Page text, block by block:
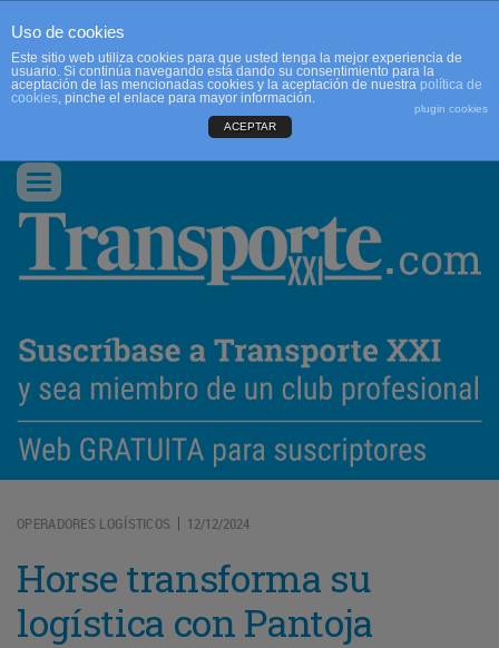
CONTACTO
Conmutar
navegación
OPERADORES LOGÍSTICOS | 12/12/2024
Horse transforma su
logística con Pantoja
Uso de cookies
Este sitio web utiliza cookies para que usted tenga la mejor experiencia de
usuario. Si continúa navegando está dando su consentimiento para la
aceptación de las mencionadas cookies y la aceptación de nuestra política de
cookies, pinche el enlace para mayor información.
plugin cookies
ACEPTAR